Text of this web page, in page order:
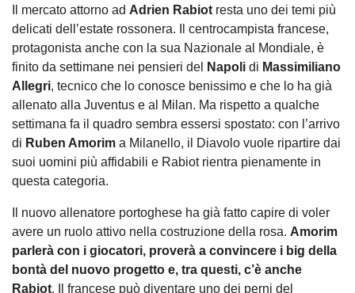
Il mercato attorno ad Adrien Rabiot resta uno dei temi più
delicati dell’estate rossonera. Il centrocampista francese,
protagonista anche con la sua Nazionale al Mondiale, è
finito da settimane nei pensieri del
Napoli di Massimiliano
Allegri, tecnico che lo conosce benissimo e che lo ha già
allenato alla Juventus e al Milan. Ma rispetto a qualche
settimana fa il quadro sembra essersi spostato: con l’arrivo
di Ruben Amorim a Milanello, il Diavolo vuole ripartire dai
suoi uomini più affidabili e Rabiot rientra pienamente in
questa categoria.
Il nuovo allenatore portoghese ha già fatto capire di voler
avere un ruolo attivo nella costruzione della rosa. Amorim
parlerà con i giocatori, proverà a convincere i big della
bontà del nuovo progetto e, tra questi, c’è anche
Rabiot. Il francese può diventare uno dei perni del